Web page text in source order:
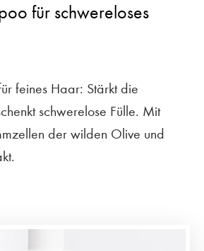
für schwereloses
feines Haar: Stärkt die
schwerelose Fülle. Mit
der wilden Olive und